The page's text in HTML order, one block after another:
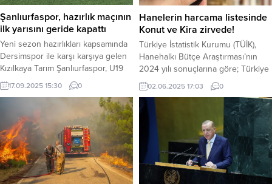
ekipleri 14 Nisan 2026 tarihinde
düğmeye bastı. Operasyonun,
7258...
Şanlıurfaspor, hazırlık maçının
ilk yarısını geride kapattı
Yeni sezon hazırlıkları kapsamında
Dersimspor ile karşı karşıya gelen
Kızılkaya Tarım Şanlıurfaspor, U19
ağırlıklı genç bir kadroyla çıktığı
maçın ilk yarısını 1-0 mağlup
tamamladı. Haber Merkezi –
Hazırlık maçında genç oyuncularına
şans veren Şanlıurfaspor,
Tunceli’de Dersimspor’un konuğu
oldu. Karşılaşmanın ilk yarısı genel
olarak dengeli bir orta saha
mücadelesine sahne oldu....
17.09.2025 15:30 0
Hanelerin harcama listesinde
Konut ve Kira zirvede!
Türkiye İstatistik Kurumu (TÜİK),
Hanehalkı Bütçe Araştırması’nın
2024 yılı sonuçlarına göre; Türkiye
genelinde hanehalklarının tüketim
amaçlı yaptığı harcamalar içinde en
yüksek payı yüzde 26,0 ile konut
ve kira harcamaları alırken, ikinci
sırayı yüzde 21,6 ile ulaştırma
harcamaları, üçüncü sırayı ise
yüzde 18,1 ile gıda ve alkolsüz
içecekler harcamaları aldı.Toplam
tüketim...
02.06.2025 17:03 0